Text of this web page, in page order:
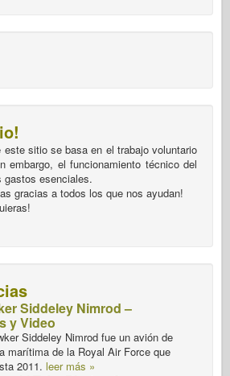
este sitio se basa en el trabajo voluntario
embargo, el funcionamiento técnico del
gastos esenciales.
gracias a todos los que nos ayudan!
Siddeley Nimrod –
y Video
Siddeley Nimrod fue un avión de
marítima de la Royal Air Force que
2011. leer más »